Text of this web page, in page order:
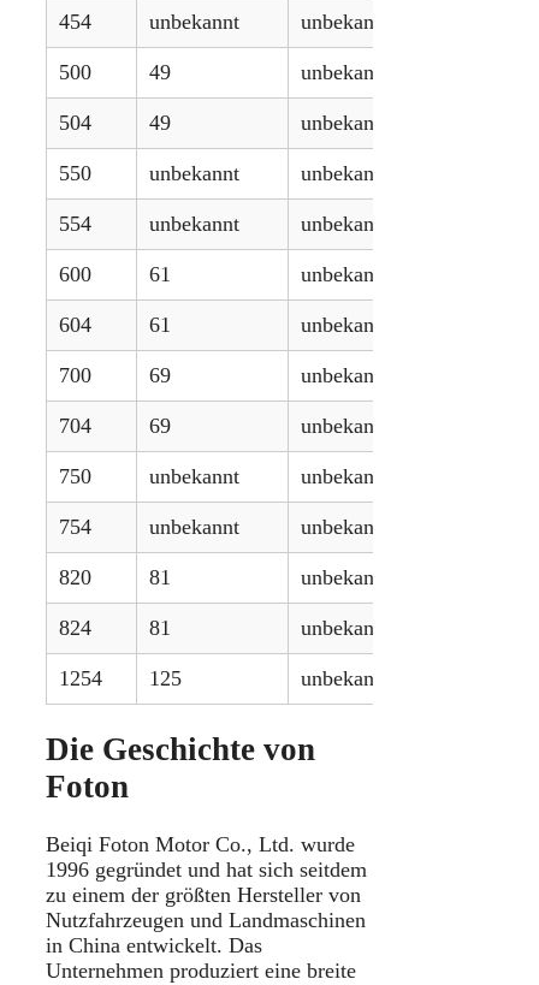
454 unbekannt unbekannt
500 49 unbekannt
504 49 unbekannt
550 unbekannt unbekannt
554 unbekannt unbekannt
600 61 unbekannt
604 61 unbekannt
700 69 unbekannt
704 69 unbekannt
750 unbekannt unbekannt
754 unbekannt unbekannt
820 81 unbekannt
824 81 unbekannt
1254 125 unbekannt
Die Geschichte von
Foton
Beiqi Foton Motor Co., Ltd. wurde
1996 gegründet und hat sich seitdem
zu einem der größten Hersteller von
Nutzfahrzeugen und Landmaschinen
in China entwickelt. Das
Unternehmen produziert eine breite